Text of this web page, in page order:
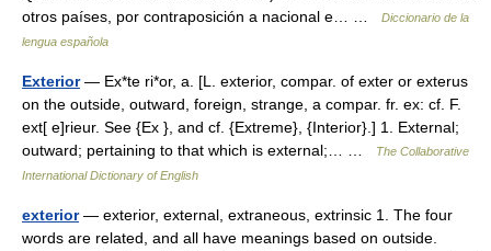
otros países, por contraposición a nacional e… …
Diccionario de la
lengua española
Exterior— Ex*te ri*or, a. [L. exterior, compar. of exter or exterus
on the outside, outward, foreign, strange, a compar. fr. ex: cf. F.
ext[ e]rieur. See {Ex }, and cf. {Extreme}, {Interior}.] 1. External;
outward; pertaining to that which is external;… …
The Collaborative
International Dictionary of English
exterior— exterior, external, extraneous, extrinsic 1. The four
words are related, and all have meanings based on outside.